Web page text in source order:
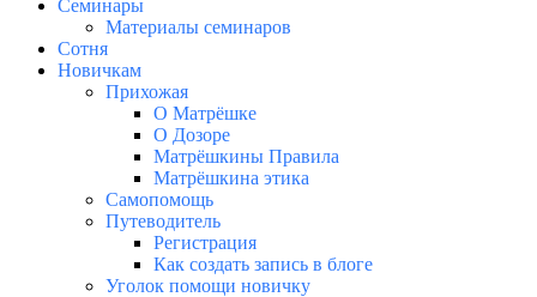
Семинары
Материалы семинаров
Сотня
Новичкам
Прихожая
О Матрёшке
О Дозоре
Матрёшкины Правила
Матрёшкина этика
Самопомощь
Путеводитель
Регистрация
Как создать запись в блоге
Уголок помощи новичку